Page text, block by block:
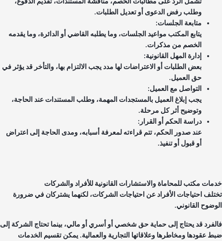
وطلب رفض الدعوى أو تعديل الطلبات.
متابعة الجلسات:
يتابع المكتب مواعيد الجلسات، وما يطلبه القاضي أو الدائرة، وما يقدمه
الخصم من مذكرات.
إدارة المهل القانونية:
بعض الطلبات أو الاعتراضات لها مدد يجب الالتزام بها، والتأخر قد يؤثر في
حق العميل.
التواصل مع العميل:
يجب إبلاغ العميل بالمستجدات المهمة، وطلب المستندات عند الحاجة،
وتوضيح أثر كل مرحلة.
دراسة الحكم أو القرار:
عند صدور الحكم، تتم قراءته لمعرفة أسبابه، ومدى الحاجة إلى اعتراض
أو قبول أو تنفيذ.
مكتب للمحاماة والاستشارات القانونية للأفراد والشركات
احتياجات الأفراد عن احتياجات الشركات، لكنهما يشتركان في ضرورة
القانوني.
قد يحتاج إلى حماية حق شخصي أو أسري أو مالي، بينما تحتاج الشركة إلى
عقودها ومخاطرها وعلاقاتها التجارية والعمالية. يمكن تقسيم الخدمات